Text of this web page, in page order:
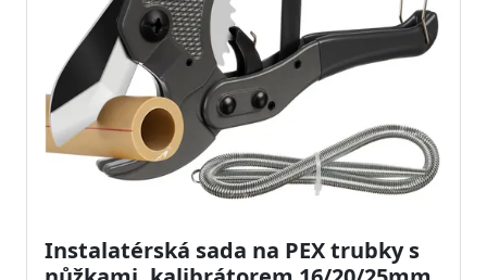
Instalatérská sada na PEX trubky s